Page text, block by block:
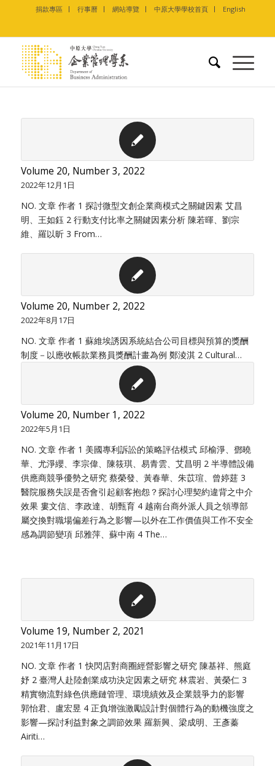
捐款專區 行事曆 網站導覽 中原大學學校首頁 English
Volume 20, Number 3, 2022
2022年12月1日
NO. 文章 作者 1 探討微型文創企業商模式之關鍵因素 艾昌
明、王如鈺 2 行動支付比率之關鍵因素分析 陳若暉、劉宗
維、羅以昕 3 From…
Volume 20, Number 2, 2022
2022年8月17日
NO. 文章 作者 1 蘇維埃誘因系統結合公司目標與預算的獎酬
制度－以應收帳款業務員獎酬計畫為例 鄭淩淇 2 Cultural…
Volume 20, Number 1, 2022
2022年5月1日
NO. 文章 作者 1 美國專利訴訟的策略評估模式 邱榆淨、鄧曉
華、尤淨纓、李宗偉、陳筱琪、易青雲、艾昌明 2 半導體設備
供應商競爭優勢之研究 蔡榮發、黃春華、朱苡瑄、曾婷莛 3
醫院服務失誤是否會引起顧客抱怨？探討心理契約違背之中介
效果 婁文信、李政達、胡甄育 4 越南台商外派人員之領導部
屬交換對職場偏差行為之影響—以外在工作價值與工作不安全
感為調節變項 邱雅萍、蘇中南 4 The…
Volume 19, Number 2, 2021
2021年11月17日
NO. 文章 作者 1 快閃店對商圈經營影響之研究 陳基祥、熊庭
妤 2 臺灣人赴陸創業成功決定因素之研究 林震岩、黃榮仁 3
精實物流對綠色供應鏈管理、環境績效及企業競爭力的影響
郭怡君、盧宏昱 4 正負增強激勵設計對個體行為的動機強度之
影響—探討利益對象之調節效果 羅新興、梁成明、王彥蓁
Airiti…